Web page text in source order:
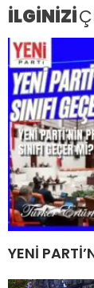
İLGİNİZİ
YENİ